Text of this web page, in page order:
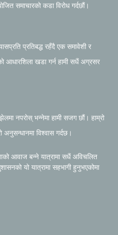
समाचारको कडा विरोध गर्दछौं।
प्रतिबद्ध रहँदै एक समावेशी र
आधारशिला खडा गर्न हामी सधैं अग्रसर
नपरोस् भन्नेमा हामी सजग छौं। हाम्रो
विश्वास गर्दछ।
आवाज बन्ने यात्रामा सधैं अविचलित
यो यात्रामा सहभागी हुनुभएकोमा